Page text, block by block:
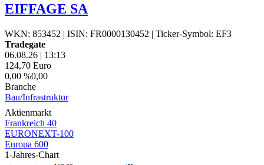
EIFFAGE SA
WKN: 853452 | ISIN: FR0000130452 | Ticker-Symbol: EF3
Tradegate
06.08.26 | 13:13
124,70 Euro
0,00 %0,00
Branche
Bau/Infrastruktur
Aktienmarkt
Frankreich 40
EURONEXT-100
Europa 600
1-Jahres-Chart